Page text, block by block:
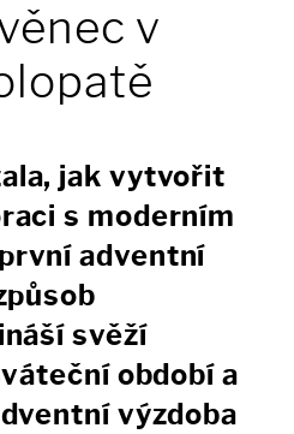
v
jak vytvořit
s moderním
adventní
svěží
období a
výzdoba